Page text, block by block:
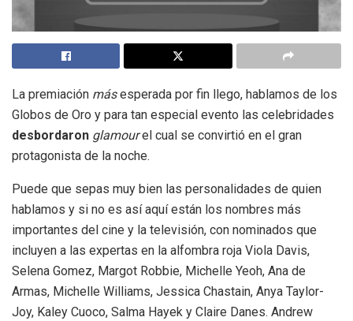
La premiación másesperada por fin llego, hablamos de los
Globos de Oro y para tan especial evento las celebridades
desbordaron glamourel cual se convirtió en el gran
protagonista de la noche.
Puede que sepas muy bien las personalidades de quien
hablamos y si no es así aquí están los nombres más
importantes del cine y la televisión, con nominados que
incluyen a las expertas en la alfombra roja Viola Davis,
Selena Gomez, Margot Robbie, Michelle Yeoh, Ana de
Armas, Michelle Williams, Jessica Chastain, Anya Taylor-
Joy, Kaley Cuoco, Salma Hayek y Claire Danes. Andrew